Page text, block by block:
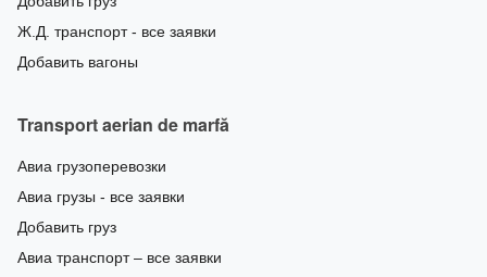
Ж.Д. транспорт - все заявки
Добавить вагоны
Transport aerian de marfă
Авиа грузоперевозки
Авиа грузы - все заявки
Добавить груз
Авиа транспорт – все заявки